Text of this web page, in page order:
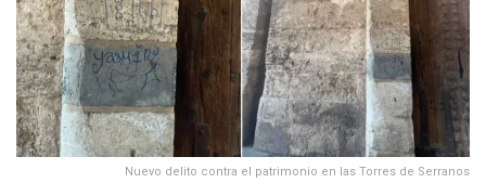
Nuevo delito contra el patrimonio en las Torres de Serranos